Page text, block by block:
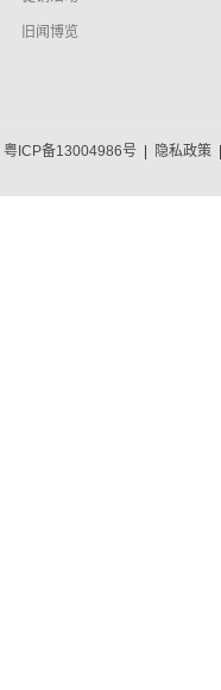
旧闻博览
粤ICP备13004986号 隐私政策